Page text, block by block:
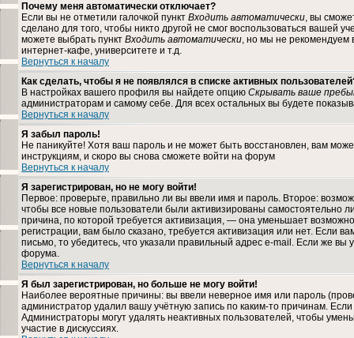
Почему меня автоматически отключает?
Если вы не отметили галочкой пункт Входить автоматически, вы
сделано для того, чтобы никто другой не смог воспользоваться вашей
можете выбрать пункт Входить автоматически, но мы не рекомендуем
интернет-кафе, университете и т.д.
Вернуться к началу
Как сделать, чтобы я не появлялся в списке активных
В настройках вашего профиля вы найдете опцию Скрывать ваше
администраторам и самому себе. Для всех остальных вы будете
Вернуться к началу
Я забыл пароль!
Не паникуйте! Хотя ваш пароль и не может быть восстановлен, вам
инструкциям, и скоро вы снова сможете войти на форум
Вернуться к началу
Я зарегистрирован, но не могу войти!
Первое: проверьте, правильно ли вы ввели имя и пароль. Второе:
чтобы все новые пользователи были активизированы самостоятельно
причина, по которой требуется активизация, — она уменьшает
регистрации, вам было сказано, требуется активизация или нет. Если
письмо, то убедитесь, что указали правильный адрес e-mail. Если же
форума.
Вернуться к началу
Я был зарегистрирован, но больше не могу войти!
Наиболее вероятные причины: вы ввели неверное имя или пароль
администратор удалил вашу учётную запись по каким-то причинам.
Администраторы могут удалять неактивных пользователей, чтобы
участие в дискуссиях.